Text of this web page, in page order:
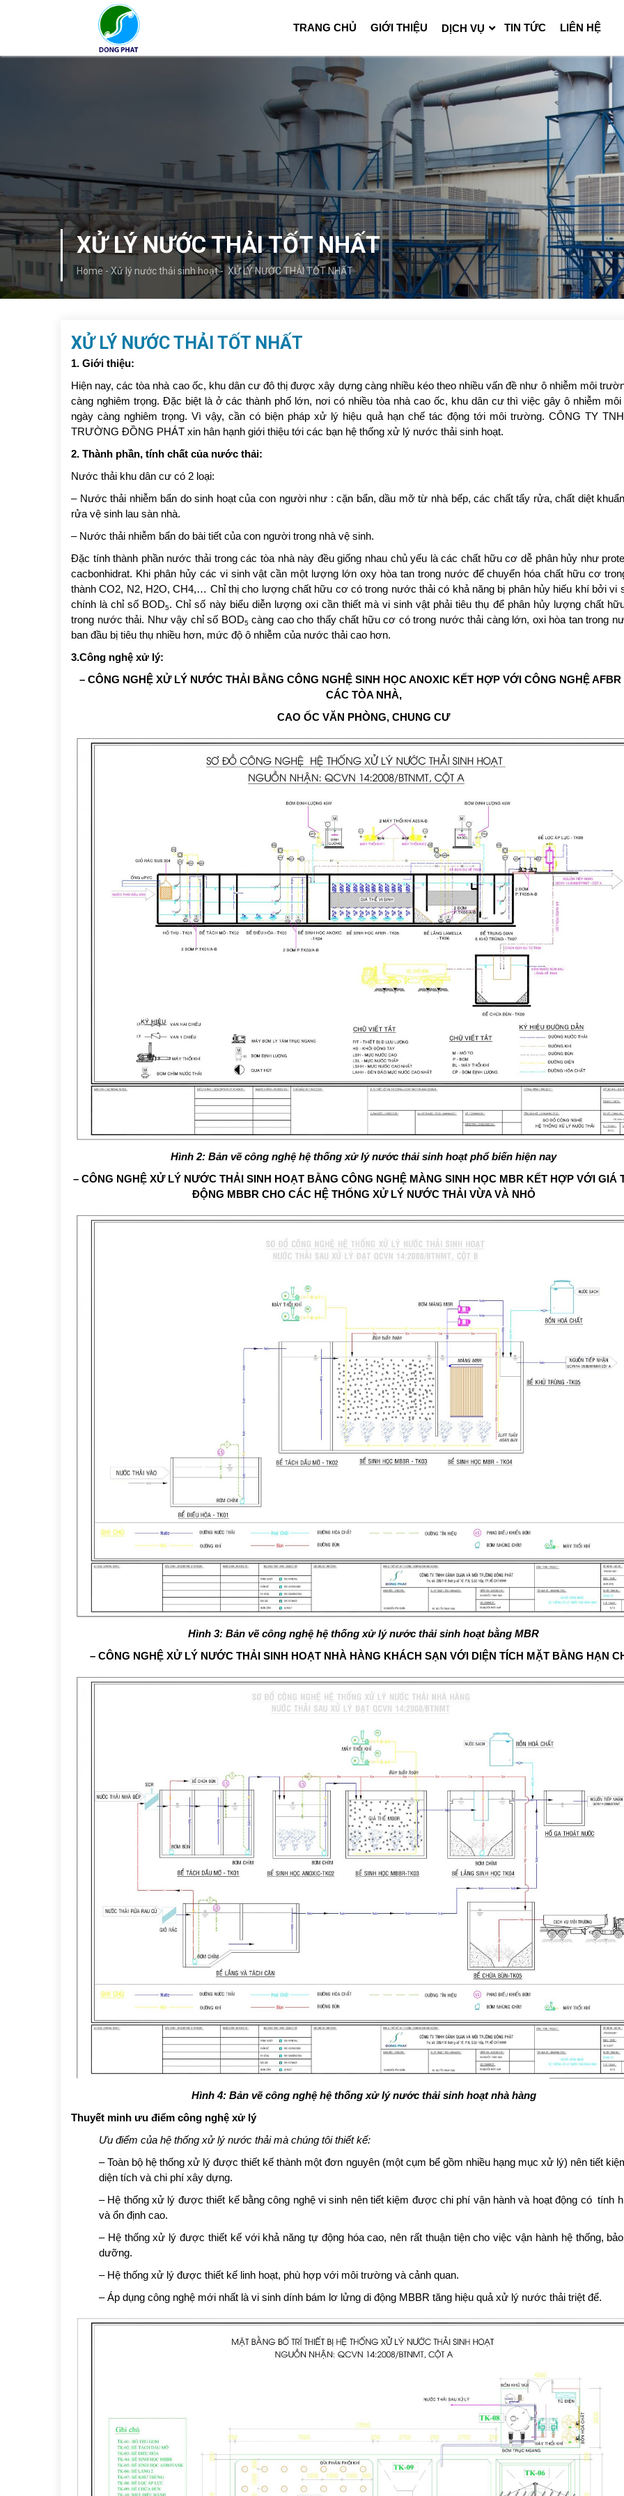
TRANG CHỦ GIỚI THIỆU DỊCH VỤ TIN TỨC LIÊN HỆ
XỬ LÝ NƯỚC THẢI TỐT NHẤT
Home - Xử lý nước thải sinh hoạt- XỬ LÝ NƯỚC THẢI TỐT NHẤT
XỬ LÝ NƯỚC THẢI TỐT NHẤT
1. Giới thiệu:
Hiện nay, các tòa nhà cao ốc, khu dân cư đô thị được xây dựng càng nhiều kéo theo nhiều vấn đề như ô nhiễm môi
càng nghiêm trọng. Đặc biệt là ở các thành phố lớn, nơi có nhiều tòa nhà cao ốc, khu dân cư thì việc gây ô nhiễm
ngày càng nghiêm trọng. Vì vậy, cần có biện pháp xử lý hiệu quả hạn chế tác động tới môi trường. CÔNG TY
TRƯỜNG ĐỒNG PHÁT xin hân hạnh giới thiệu tới các bạn hệ thống xử lý nước thải sinh hoạt.
2. Thành phần, tính chất của nước thải:
Nước thải khu dân cư có 2 loại:
– Nước thải nhiễm bẩn do sinh hoạt của con người như : cặn bẩn, dầu mỡ từ nhà bếp, các chất tẩy rửa, chất diệt
rửa vệ sinh lau sàn nhà.
– Nước thải nhiễm bẩn do bài tiết của con người trong nhà vệ sinh.
Đặc tính thành phần nước thải trong các tòa nhà này đều giống nhau chủ yếu là các chất hữu cơ dễ phân hủy như
cacbonhidrat. Khi phân hủy các vi sinh vật cần một lượng lớn oxy hòa tan trong nước để chuyển hóa chất hữu cơ
thành CO2, N2, H2O, CH4,… Chỉ thị cho lượng chất hữu cơ có trong nước thải có khả năng bị phân hủy hiếu khí bởi vi
chính là chỉ số BOD5. Chỉ số này biểu diễn lượng oxi cần thiết mà vi sinh vật phải tiêu thụ để phân hủy lượng chất
trong nước thải. Như vậy chỉ số BOD5 càng cao cho thấy chất hữu cơ có trong nước thải càng lớn, oxi hòa tan trong
ban đầu bị tiêu thụ nhiều hơn, mức độ ô nhiễm của nước thải cao hơn.
3.Công nghệ xử lý:
– CÔNG NGHỆ XỬ LÝ NƯỚC THẢI BẰNG CÔNG NGHỆ SINH HỌC ANOXIC KẾT HỢP VỚI CÔNG NGHỆ AFBR
CÁC TÒA NHÀ,
CAO ỐC VĂN PHÒNG, CHUNG CƯ
Hình 2: Bản vẽ công nghệ hệ thống xử lý nước thải sinh hoạt phổ biến hiện nay
– CÔNG NGHỆ XỬ LÝ NƯỚC THẢI SINH HOẠT BẰNG CÔNG NGHỆ MÀNG SINH HỌC MBR KẾT HỢP VỚI GIÁ
ĐỘNG MBBR CHO CÁC HỆ THỐNG XỬ LÝ NƯỚC THẢI VỪA VÀ NHỎ
Hình 3: Bản vẽ công nghệ hệ thống xử lý nước thải sinh hoạt bằng MBR
– CÔNG NGHỆ XỬ LÝ NƯỚC THẢI SINH HOẠT NHÀ HÀNG KHÁCH SẠN VỚI DIỆN TÍCH MẶT BẰNG HẠN
Hình 4: Bản vẽ công nghệ hệ thống xử lý nước thải sinh hoạt nhà hàng
Thuyết minh ưu điểm công nghệ xử lý
Ưu điểm của hệ thống xử lý nước thải mà chúng tôi thiết kế:
– Toàn bộ hệ thống xử lý được thiết kế thành một đơn nguyên (một cụm bể gồm nhiều hạng mục xử lý) nên tiết
diện tích và chi phí xây dựng.
– Hệ thống xử lý được thiết kế bằng công nghệ vi sinh nên tiết kiệm được chi phí vận hành và hoạt động có tính
và ổn định cao.
– Hệ thống xử lý được thiết kế với khả năng tự động hóa cao, nên rất thuận tiện cho việc vận hành hệ thống,
dưỡng.
– Hệ thống xử lý được thiết kế linh hoạt, phù hợp với môi trường và cảnh quan.
– Áp dụng công nghệ mới nhất là vi sinh dính bám lơ lửng di động MBBR tăng hiệu quả xử lý nước thải triệt để.